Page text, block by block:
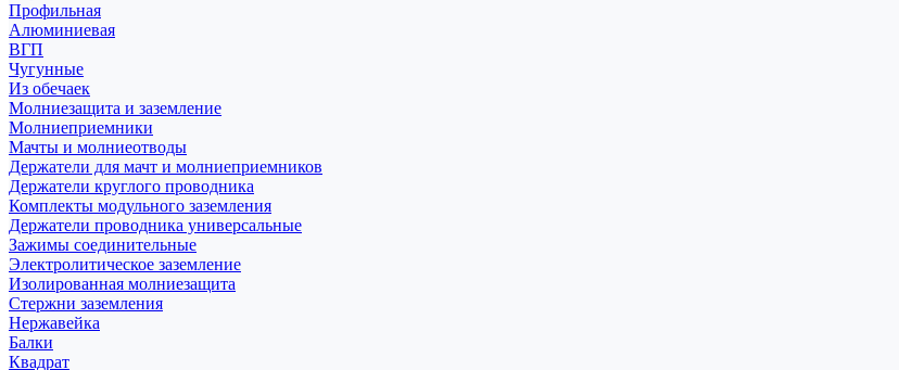
Профильная
Алюминиевая
ВГП
Чугунные
Из обечаек
Молниезащита и заземление
Молниеприемники
Мачты и молниеотводы
Держатели для мачт и молниеприемников
Держатели круглого проводника
Комплекты модульного заземления
Держатели проводника универсальные
Зажимы соединительные
Электролитическое заземление
Изолированная молниезащита
Стержни заземления
Нержавейка
Балки
Квадрат